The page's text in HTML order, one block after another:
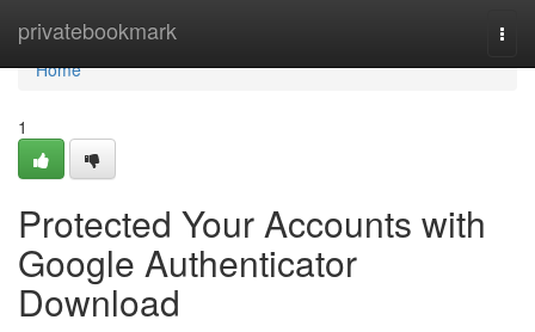
privatebookmark
Home
Home
1
Protected Your Accounts with
Google Authenticator
Download